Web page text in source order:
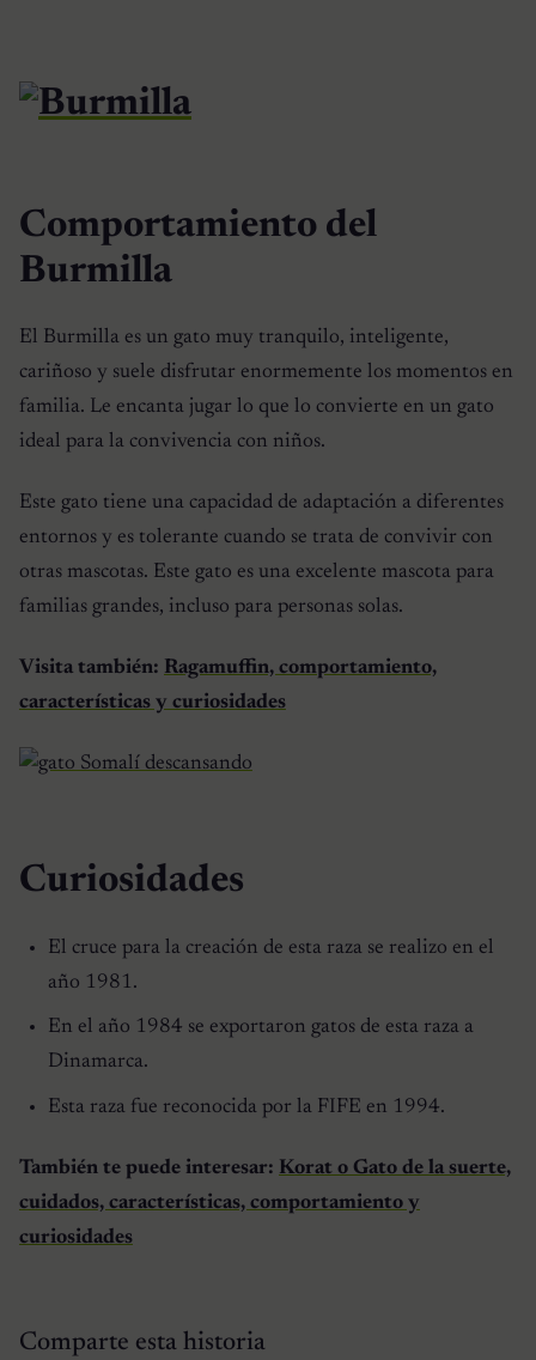
Comportamiento del
Burmilla
El Burmilla es un gato muy tranquilo, inteligente,
cariñoso y suele disfrutar enormemente los momentos en
familia. Le encanta jugar lo que lo convierte en un gato
ideal para la convivencia con niños.
Este gato tiene una capacidad de adaptación a diferentes
entornos y es tolerante cuando se trata de convivir con
otras mascotas. Este gato es una excelente mascota para
familias grandes, incluso para personas solas.
Visita también: Ragamuffin, comportamiento,
características y curiosidades
Curiosidades
El cruce para la creación de esta raza se realizo en el
año 1981.
En el año 1984 se exportaron gatos de esta raza a
Dinamarca.
Esta raza fue reconocida por la FIFE en 1994.
También te puede interesar: Korat o Gato de la suerte,
cuidados, características, comportamiento y
curiosidades
Comparte esta historia